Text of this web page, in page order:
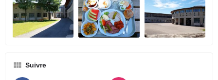
Suivre